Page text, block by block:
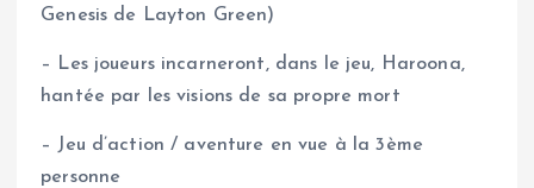
Genesis de Layton Green)
– Les joueurs incarneront, dans le jeu, Haroona,
hantée par les visions de sa propre mort
– Jeu d’action / aventure en vue à la 3ème
personne